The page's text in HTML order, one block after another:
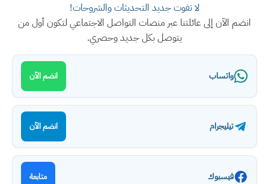
لا تفوت جديد التحديثات والشروحات!
انضم الآن إلى عائلتنا عبر منصات التواصل الاجتماعي لتكون أول من
يتوصل بكل جديد وحصري.
واتساب انضم الآن
تيليجرام انضم الآن
فيسبوك متابعة